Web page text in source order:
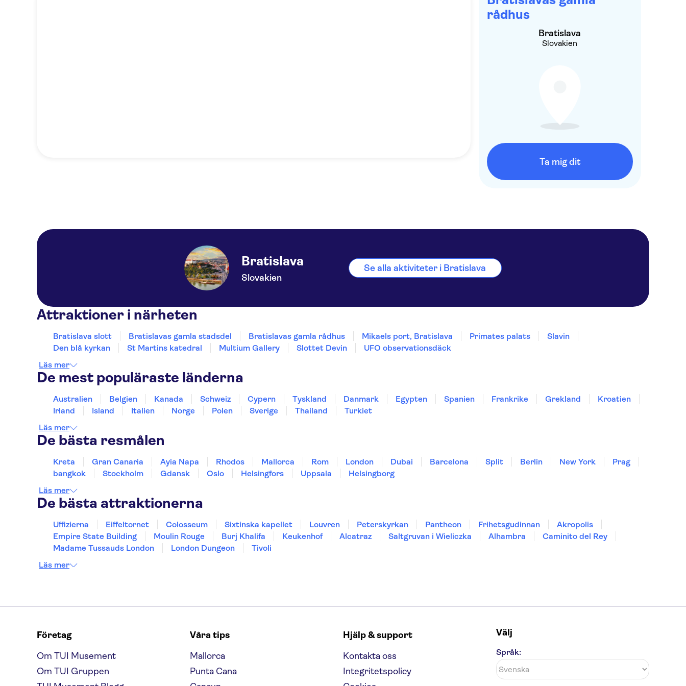
rådhus
Bratislava
Slovakien
Ta mig dit
Bratislava
Slovakien
Se alla aktiviteter i Bratislava
Attraktioner i närheten
Bratislava slott Bratislavas gamla stadsdel Bratislavas gamla rådhus Mikaels port, Bratislava Primates palats
Slavin
Den blå kyrkan
St Martins katedral Multium Gallery Slottet Devin
UFO observationsdäck
Läs mer
De mest populäraste länderna
Australien Belgien Kanada Schweiz Cypern Tyskland Danmark Egypten Spanien Frankrike Grekland
Kroatien
Irland
Island Italien Norge Polen Sverige Thailand
Turkiet
Läs mer
De bästa resmålen
Kreta Gran Canaria Ayia Napa Rhodos Mallorca Rom London Dubai Barcelona Split Berlin New York
Prag
bangkok
Stockholm Gdansk Oslo Helsingfors Uppsala
Helsingborg
Läs mer
De bästa attraktionerna
Uffizierna Eiffeltornet Colosseum Sixtinska kapellet Louvren Peterskyrkan Pantheon Frihetsgudinnan
Akropolis
Empire State Building
Moulin Rouge Burj Khalifa Keukenhof Alcatraz Saltgruvan i Wieliczka Alhambra
Caminito del Rey
Madame Tussauds London
London Dungeon
Tivoli
Läs mer
Företag
Om TUI Musement
Om TUI Gruppen
Våra tips
Mallorca
Punta Cana
Hjälp & support
Kontakta oss
Integritetspolicy
Välj
Språk: